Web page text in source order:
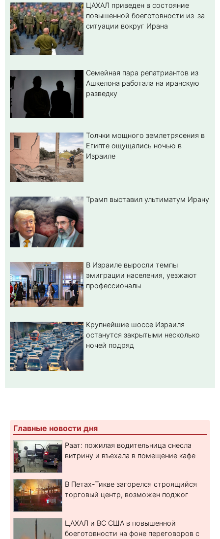
ЦАХАЛ приведен в состояние
повышенной боеготовности из-за
ситуации вокруг Ирана
Семейная пара репатриантов из
Ашкелона работала на иранскую
разведку
Толчки мощного землетрясения в
Египте ощущались ночью в
Израиле
Трамп выставил ультиматум Ирану
В Израиле выросли темпы
эмиграции населения, уезжают
профессионалы
Крупнейшие шоссе Израиля
останутся закрытыми несколько
ночей подряд
Главные новости дня
Раат: пожилая водительница снесла
витрину и въехала в помещение кафе
В Петах-Тикве загорелся строящийся
торговый центр, возможен поджог
ЦАХАЛ и ВС США в повышенной
боеготовности на фоне переговоров с